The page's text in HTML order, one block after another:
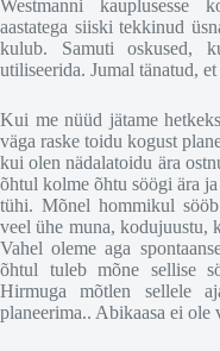
Westmanni kauplusesse
aastatega siiski tekkinud
kulub. Samuti oskused,
utiliseerida. Jumal tänatud,
Kui me nüüd jätame
väga raske toidu kogust
kui olen nädalatoidu ära
õhtul kolme õhtu söögi ära
tühi. Mõnel hommikul
veel ühe muna, kodujuustu,
Vahel oleme aga
õhtul tuleb mõne sellise
Hirmuga mõtlen sellele
planeerima.. Abikaasa ei ole